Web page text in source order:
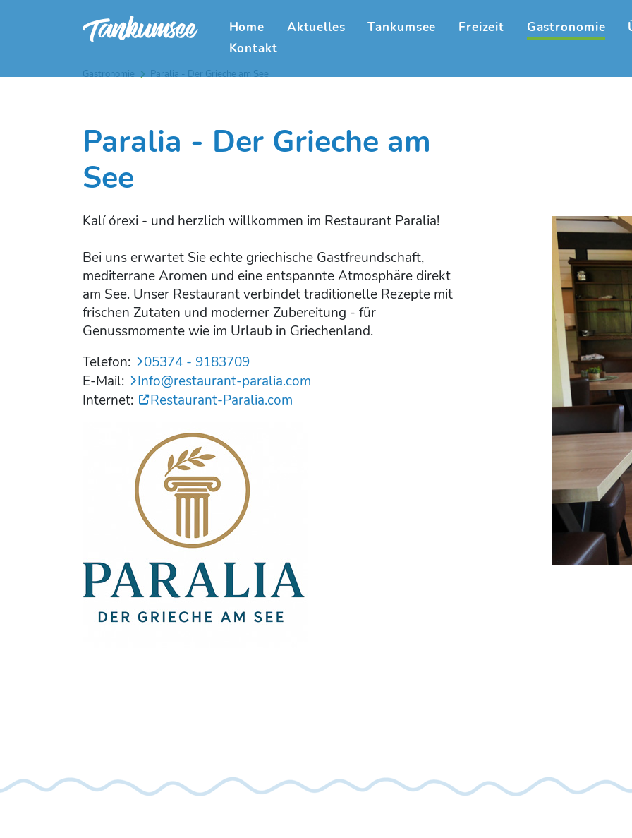
Home Aktuelles Tankumsee Freizeit Gastronomie
Kontakt
Gastronomie Paralia - Der Grieche am See
Paralia - Der Grieche am
See
Kalí órexi - und herzlich willkommen im Restaurant Paralia!
Bei uns erwartet Sie echte griechische Gastfreundschaft,
mediterrane Aromen und eine entspannte Atmosphäre direkt
am See. Unser Restaurant verbindet traditionelle Rezepte mit
frischen Zutaten und moderner Zubereitung - für
Genussmomente wie im Urlaub in Griechenland.
Telefon:
05374 - 9183709
E-Mail:
Info@restaurant-paralia.com
Internet:
Restaurant-Paralia.com